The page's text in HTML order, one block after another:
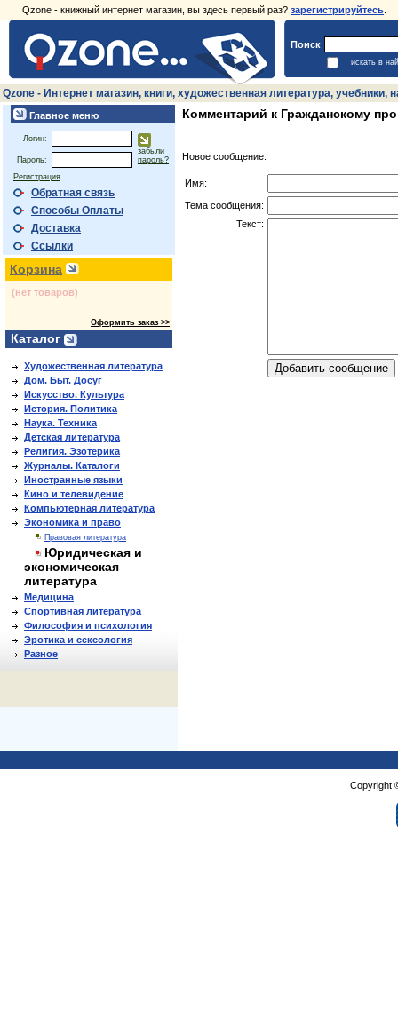
Qzone - книжный интернет магазин, вы здесь первый раз? зарегистрируйтесь
Поиск
искать в
Qzone - Интернет магазин, книги, художественная литература,
Главное меню
Логин:
Пароль:
забыли
пароль?
Регистрация
Обратная связь
Способы Оплаты
Доставка
Ссылки
Корзина
(нет товаров)
Оформить заказ >>
Каталог
Художественная литература
Дом. Быт. Досуг
Искусство. Культура
История. Политика
Наука. Техника
Детская литература
Религия. Эзотерика
Журналы. Каталоги
Иностранные языки
Кино и телевидение
Компьютерная литература
Экономика и право
Правовая литература
Юридическая и
экономическая
литература
Медицина
Спортивная литература
Философия и психология
Эротика и сексология
Разное
Комментарий к Гражданскому
Новое сообщение:
Имя:
Тема сообщения:
Текст:
Copyright